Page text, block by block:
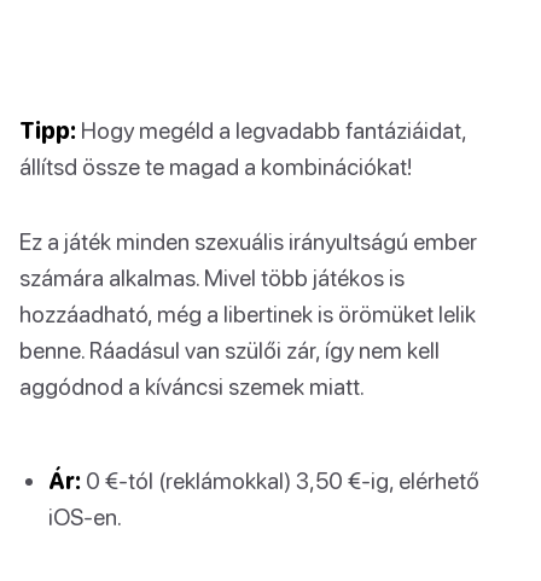
Tipp: Hogy megéld a legvadabb fantáziáidat,
állítsd össze te magad a kombinációkat!
Ez a játék minden szexuális irányultságú ember
számára alkalmas. Mivel több játékos is
hozzáadható, még a libertinek is örömüket lelik
benne. Ráadásul van szülői zár, így nem kell
aggódnod a kíváncsi szemek miatt.
Ár: 0 €-tól (reklámokkal) 3,50 €-ig, elérhető
iOS-en.